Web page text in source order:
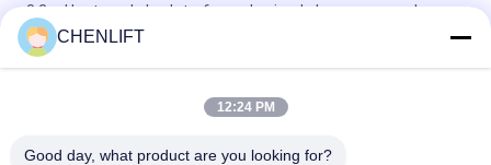
3.2m Hauteur de la plate-forme Levier de levage manuel avec
125 kg de charge
Ascenseur hydraulique manuel de matériaux pour hôtel /
CHENLIFT
12:24 PM
Good day, what product are you looking for?